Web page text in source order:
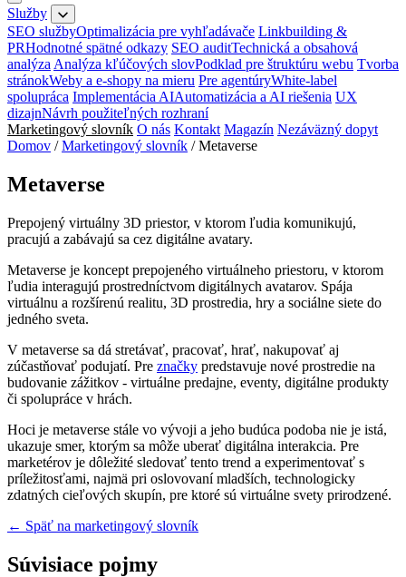
Služby
SEO službyOptimalizácia pre vyhľadávače Linkbuilding &
PRHodnotné spätné odkazy SEO auditTechnická a obsahová
analýza Analýza kľúčových slovPodklad pre štruktúru webu Tvorba
stránokWeby a e-shopy na mieru Pre agentúryWhite-label
spolupráca Implementácia AIAutomatizácia a AI riešenia UX
dizajnNávrh použiteľných rozhraní
Marketingový slovník O nás Kontakt Magazín Nezáväzný dopyt
Domov / Marketingový slovník /Metaverse
Metaverse
Prepojený virtuálny 3D priestor, v ktorom ľudia komunikujú,
pracujú a zabávajú sa cez digitálne avatary.
Metaverse je koncept prepojeného virtuálneho priestoru, v ktorom
ľudia interagujú prostredníctvom digitálnych avatarov. Spája
virtuálnu a rozšírenú realitu, 3D prostredia, hry a sociálne siete do
jedného sveta.
V metaverse sa dá stretávať, pracovať, hrať, nakupovať aj
zúčastňovať podujatí. Pre značky predstavuje nové prostredie na
budovanie zážitkov - virtuálne predajne, eventy, digitálne produkty
či spolupráce v hrách.
Hoci je metaverse stále vo vývoji a jeho budúca podoba nie je istá,
ukazuje smer, ktorým sa môže uberať digitálna interakcia. Pre
marketérov je dôležité sledovať tento trend a experimentovať s
príležitosťami, najmä pri oslovovaní mladších, technologicky
zdatných cieľových skupín, pre ktoré sú virtuálne svety prirodzené.
← Späť na marketingový slovník
Súvisiace pojmy